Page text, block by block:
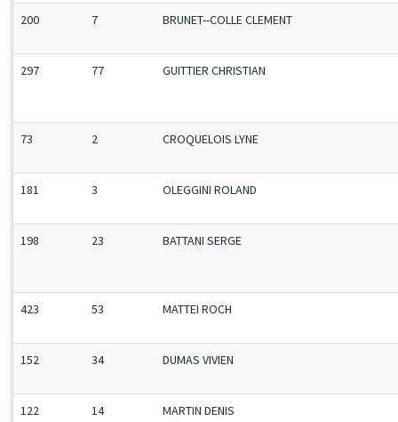
200 7 BRUNET--COLLE CLEMENT
297 77 GUITTIER CHRISTIAN
73 2 CROQUELOIS LYNE
181 3 OLEGGINI ROLAND
198 23 BATTANI SERGE
423 53 MATTEI ROCH
152 34 DUMAS VIVIEN
122 14 MARTIN DENIS